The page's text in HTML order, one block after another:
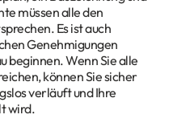
müssen alle den
Es ist auch
Genehmigungen
beginnen. Wenn Sie alle
können Sie sicher
verläuft und Ihre
wird.